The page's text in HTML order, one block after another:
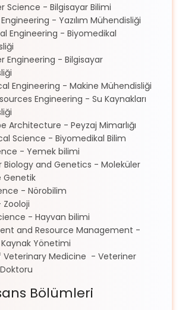
Science - Bilgisayar Bilimi
- Yazılım Mühendisliği
Engineering - Biyomedikal
Engineering - Bilgisayar
Engineering - Makine Mühendisliği
Engineering - Su Kaynakları
Architecture - Peyzaj Mimarlığı
Science - Biyomedikal Bilim
- Yemek bilimi
Biology and Genetics - Moleküler
Genetik
- Nörobilim
- Hayvan bilimi
and Resource Management -
Yönetimi
Veterinary Medicine - Veteriner
Bölümleri